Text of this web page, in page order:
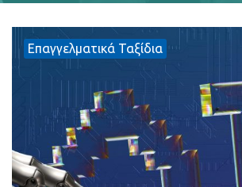
Επαγγελματικά Ταξίδια